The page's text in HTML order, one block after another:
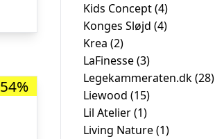
59,98.
Kids Concept(4)
Konges Sløjd (4)
Krea (2)
LaFinesse(3)
Legekammeraten.dk(28)
Liewood (15)
Lil Atelier(1)
Living Nature(1)